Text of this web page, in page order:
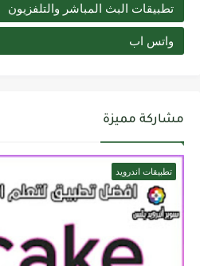
تطبيقات البث المباشر والتلفزيون
واتس اب
مشاركة مميزة
تطبيقات اندرويد